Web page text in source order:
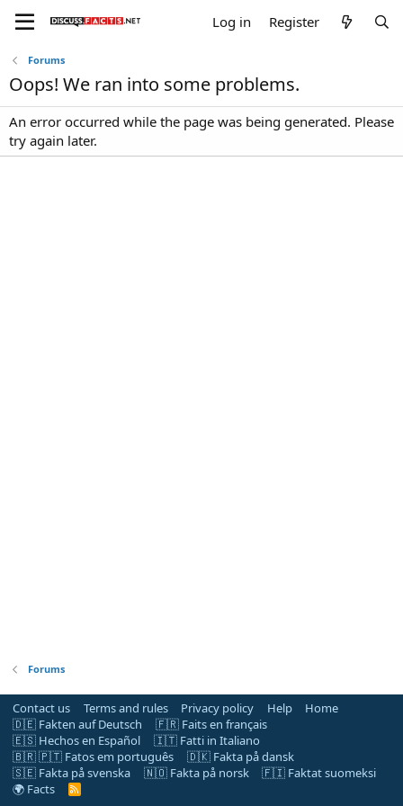
Log in Register
Forums
Oops! We ran into some problems.
An error occurred while the page was being generated. Please
try again later.
Forums
Contact us Terms and rules Privacy policy Help
Home
🇩🇪 Fakten auf Deutsch
🇫🇷 Faits en français
🇪🇸 Hechos en Español
🇮🇹 Fatti in Italiano
🇧🇷 🇵🇹 Fatos em português
🇩🇰 Fakta på dansk
🇸🇪 Fakta på svenska
🇳🇴 Fakta på norsk
🇫🇮 Faktat suomeksi
🌍 Facts
R